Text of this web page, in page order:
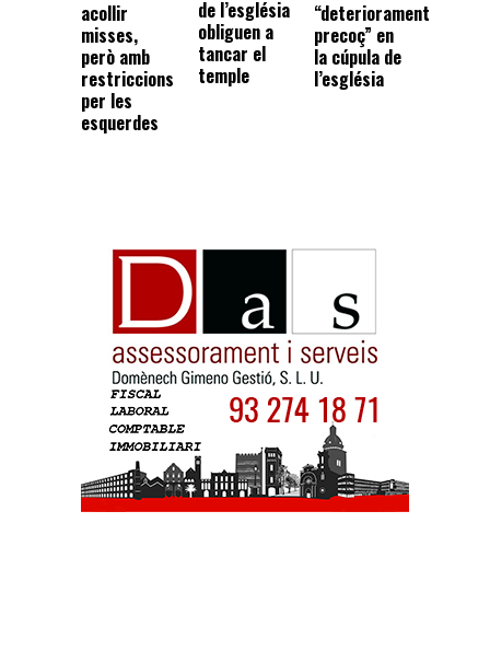
acollir
misses,
però amb
restriccions
per les
esquerdes
de l’església
obliguen a
tancar el
temple
“deteriorament
precoç” en
la cúpula de
l’església